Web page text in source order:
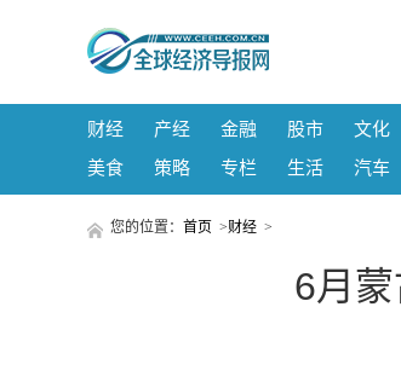
财经 产经 金融 股市 文化
美食
策略 专栏 生活 汽车
您的位置： 首页 >财经 >
6月